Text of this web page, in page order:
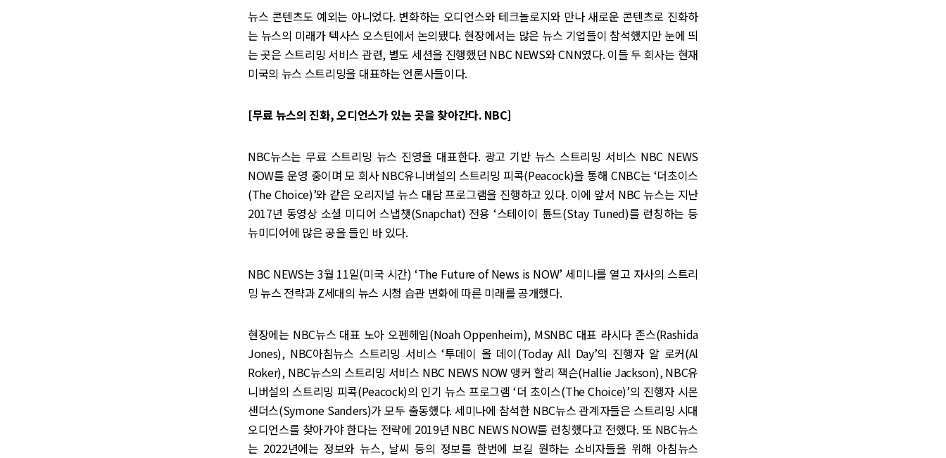
뉴스 콘텐츠도 예외는 아니었다. 변화하는 오디언스와 테크놀로지와 만나 새로운 콘텐츠로 진화하
는 뉴스의 미래가 텍사스 오스틴에서 논의됐다. 현장에서는 많은 뉴스 기업들이 참석했지만 눈에 띄
는 곳은 스트리밍 서비스 관련, 별도 세션을 진행했던 NBC NEWS와 CNN였다. 이들 두 회사는 현재
미국의 뉴스 스트리밍을 대표하는 언론사들이다.
[무료 뉴스의 진화, 오디언스가 있는 곳을 찾아간다. NBC]
NBC뉴스는 무료 스트리밍 뉴스 진영을 대표한다. 광고 기반 뉴스 스트리밍 서비스 NBC NEWS
NOW를 운영 중이며 모 회사 NBC유니버설의 스트리밍 피콕(Peacock)을 통해 CNBC는 ‘더초이스
(The Choice)’와 같은 오리지널 뉴스 대담 프로그램을 진행하고 있다. 이에 앞서 NBC 뉴스는 지난
2017년 동영상 소셜 미디어 스냅챗(Snapchat) 전용 ‘스테이이 튠드(Stay Tuned)를 런칭하는 등
뉴미디어에 많은 공을 들인 바 있다.
NBC NEWS는 3월 11일(미국 시간) ‘The Future of News is NOW’ 세미나를 열고 자사의 스트리
밍 뉴스 전략과 Z세대의 뉴스 시청 습관 변화에 따른 미래를 공개했다.
현장에는 NBC뉴스 대표 노아 오펜헤임(Noah Oppenheim), MSNBC 대표 라시다 존스(Rashida
Jones), NBC아침뉴스 스트리밍 서비스 ‘투데이 올 데이(Today All Day’의 진행자 알 로커(Al
Roker), NBC뉴스의 스트리밍 서비스 NBC NEWS NOW 앵커 할리 잭슨(Hallie Jackson), NBC유
니버설의 스트리밍 피콕(Peacock)의 인기 뉴스 프로그램 ‘더 초이스(The Choice)’의 진행자 시몬
샌더스(Symone Sanders)가 모두 출동했다. 세미나에 참석한 NBC뉴스 관계자들은 스트리밍 시대
오디언스를 찾아가야 한다는 전략에 2019년 NBC NEWS NOW를 런칭했다고 전했다. 또 NBC뉴스
는 2022년에는 정보와 뉴스, 날씨 등의 정보를 한번에 보길 원하는 소비자들을 위해 아침뉴스